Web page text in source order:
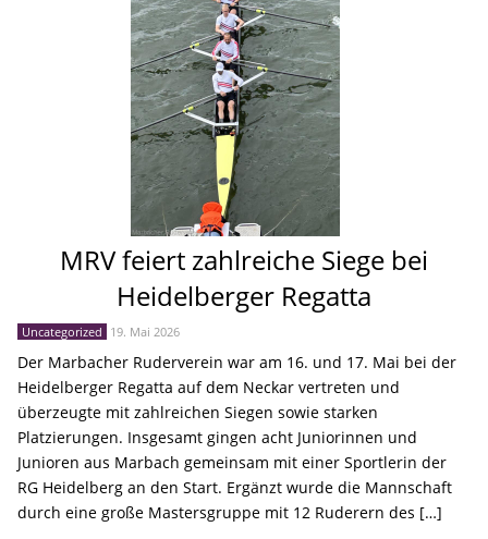
MRV feiert zahlreiche Siege bei
Heidelberger Regatta
Uncategorized 19. Mai 2026
Der Marbacher Ruderverein war am 16. und 17. Mai bei der
Heidelberger Regatta auf dem Neckar vertreten und
überzeugte mit zahlreichen Siegen sowie starken
Platzierungen. Insgesamt gingen acht Juniorinnen und
Junioren aus Marbach gemeinsam mit einer Sportlerin der
RG Heidelberg an den Start. Ergänzt wurde die Mannschaft
durch eine große Mastersgruppe mit 12 Ruderern des […]